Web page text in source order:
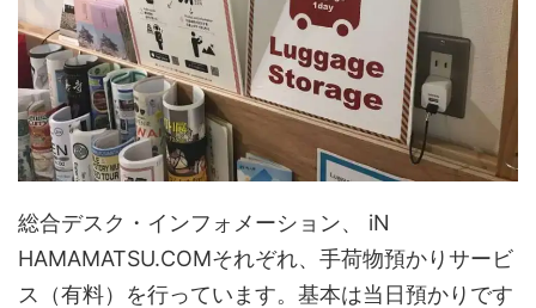
総合デスク・インフォメーション、 iN
HAMAMATSU.COMそれぞれ、手荷物預かりサービ
ス（有料）を行っています。基本は当日預かりです